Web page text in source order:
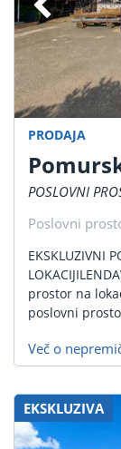
PRODAJA
POSLOVNI
Poslovni
EKSKLUZIVNI
prostor na
poslovni
Več o
EKSKLUZIVA